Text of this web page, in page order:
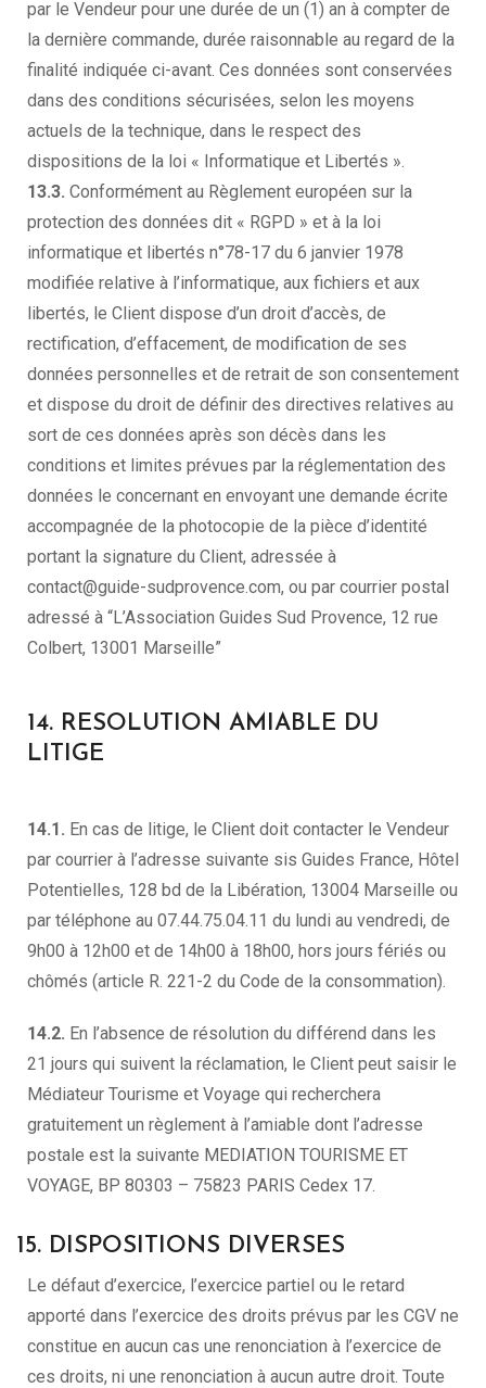
par le Vendeur pour une durée de un (1) an à compter de
la dernière commande, durée raisonnable au regard de la
finalité indiquée ci-avant. Ces données sont conservées
dans des conditions sécurisées, selon les moyens
actuels de la technique, dans le respect des
dispositions de la loi « Informatique et Libertés ».
13.3. Conformément au Règlement européen sur la
protection des données dit « RGPD » et à la loi
informatique et libertés n°78-17 du 6 janvier 1978
modifiée relative à l’informatique, aux fichiers et aux
libertés, le Client dispose d’un droit d’accès, de
rectification, d’effacement, de modification de ses
données personnelles et de retrait de son consentement
et dispose du droit de définir des directives relatives au
sort de ces données après son décès dans les
conditions et limites prévues par la réglementation des
données le concernant en envoyant une demande écrite
accompagnée de la photocopie de la pièce d’identité
portant la signature du Client, adressée à
contact@guide-sudprovence.com, ou par courrier postal
adressé à “L’Association Guides Sud Provence, 12 rue
Colbert, 13001 Marseille”
14. RESOLUTION AMIABLE DU
LITIGE
14.1. En cas de litige, le Client doit contacter le Vendeur
par courrier à l’adresse suivante sis Guides France, Hôtel
Potentielles, 128 bd de la Libération, 13004 Marseille ou
par téléphone au 07.44.75.04.11 du lundi au vendredi, de
9h00 à 12h00 et de 14h00 à 18h00, hors jours fériés ou
chômés (article R. 221-2 du Code de la consommation).
14.2. En l’absence de résolution du différend dans les
21 jours qui suivent la réclamation, le Client peut saisir le
Médiateur Tourisme et Voyage qui recherchera
gratuitement un règlement à l’amiable dont l’adresse
postale est la suivante MEDIATION TOURISME ET
VOYAGE, BP 80303 – 75823 PARIS Cedex 17.
15. DISPOSITIONS DIVERSES
Le défaut d’exercice, l’exercice partiel ou le retard
apporté dans l’exercice des droits prévus par les CGV ne
constitue en aucun cas une renonciation à l’exercice de
ces droits, ni une renonciation à aucun autre droit. Toute